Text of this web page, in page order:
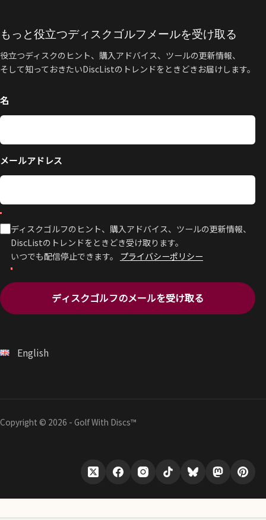
もっと役立つディスクゴルフメールを受け取る
役立つディスクのヒント、購入アドバイス、ツールの更新情報、
そして知っておきたいDiscListのトレンドをときどきお届けします。
名
メールアドレス
ディスクゴルフのヒント、購入アドバイス、ツールの更新情報、
DiscListのトレンドをときどき受け取ります。
いつでも配信停止できます。 プライバシーポリシー
ディスクゴルフのメールを受け取る
English
Copyright © 2026 - Golf With Discs™